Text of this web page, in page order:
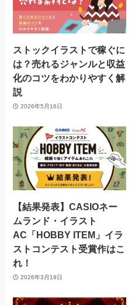
ストックイラストで稼ぐに
は？売れるジャンルと収益
化のコツをわかりやすく解
説
2026年5月16日
【結果発表】CASIOネー
ムランド・イラスト
AC「HOBBY ITEM」イラ
ストコンテスト受賞作はこ
れ！
2026年3月19日